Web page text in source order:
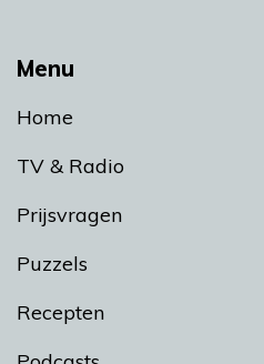
Menu
Home
TV & Radio
Prijsvragen
Puzzels
Recepten